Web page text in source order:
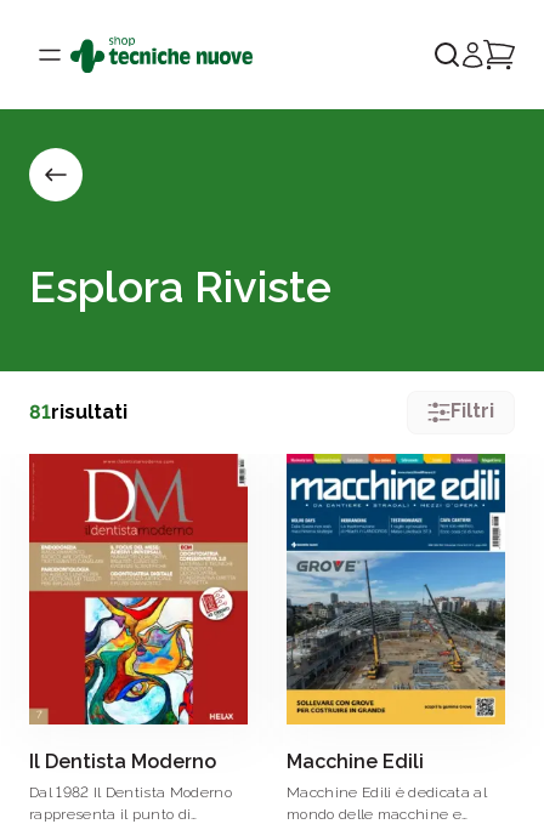
Esplora Riviste
81risultati Filtri
Il Dentista Moderno
Dal 1982 Il Dentista Moderno
rappresenta il punto di
Macchine Edili
Macchine Edili è dedicata al
mondo delle macchine e